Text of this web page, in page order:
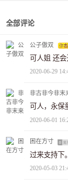
全部评论
公子傲双
可人姐 还
2020-06-29
非古非今非末
可人，永保
2020-06-01
困在方寸
过来支持下
2020-05-03